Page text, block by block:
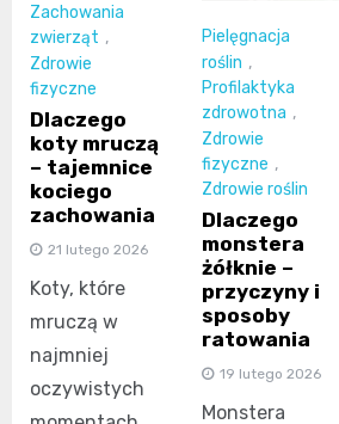
Zachowania
zwierząt ,
Zdrowie
fizyczne
Dlaczego
koty mruczą
– tajemnice
kociego
zachowania
21 lutego 2026
Koty, które
mruczą w
najmniej
oczywistych
Pielęgnacja
roślin ,
Profilaktyka
zdrowotna ,
Zdrowie
fizyczne ,
Zdrowie roślin
Dlaczego
monstera
żółknie –
przyczyny i
sposoby
ratowania
19 lutego 2026
Monstera